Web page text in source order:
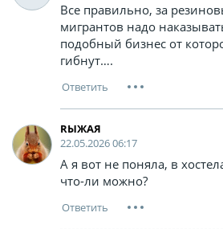
Все правильно, за
мигрантов надо
подобный бизнес от
гибнут….
RЫЖАЯ
22.05.2026 06:17
А я вот не поняла, в
что-ли можно?